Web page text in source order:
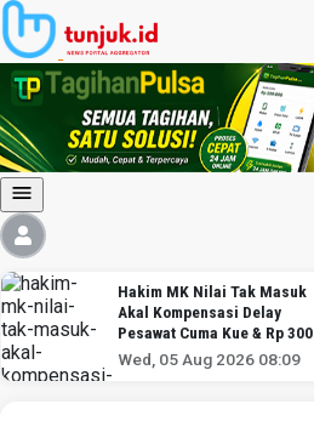
Hakim MK Nilai Tak Masuk
Akal Kompensasi Delay
Pesawat Cuma Kue & Rp 300
Ribu
Wed, 05 Aug 2026 08:09